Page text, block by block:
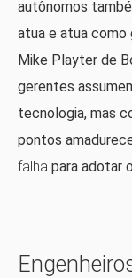
autônomos
atua e atua como
Mike Playter de
gerentes
tecnologia, mas
pontos
falha para adotar